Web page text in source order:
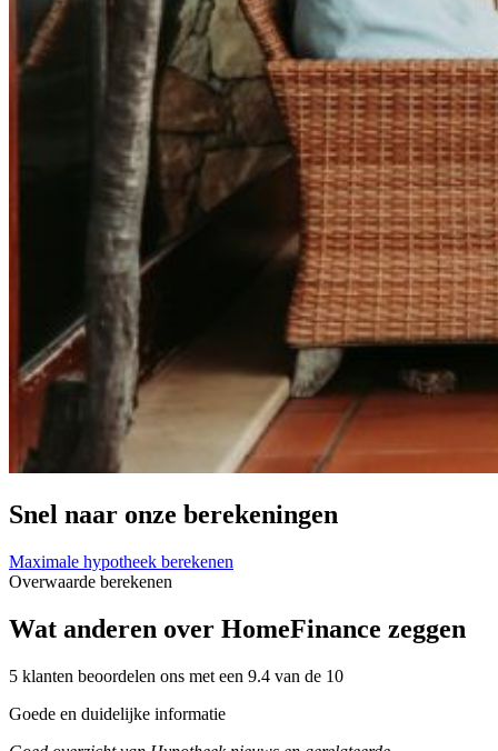
Snel naar onze berekeningen
Maximale hypotheek berekenen
Overwaarde berekenen
Wat anderen over HomeFinance zeggen
5 klanten beoordelen ons met een 9.4 van de 10
Goede en duidelijke informatie